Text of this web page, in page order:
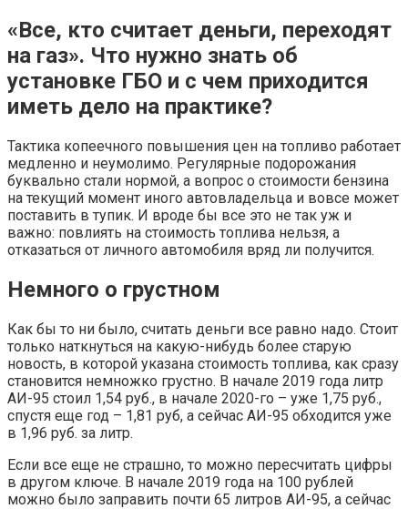
«Все, кто считает деньги, переходят
на газ». Что нужно знать об
установке ГБО и с чем приходится
иметь дело на практике?
Тактика копеечного повышения цен на топливо работает
медленно и неумолимо. Регулярные подорожания
буквально стали нормой, а вопрос о стоимости бензина
на текущий момент иного автовладельца и вовсе может
поставить в тупик. И вроде бы все это не так уж и
важно: повлиять на стоимость топлива нельзя, а
отказаться от личного автомобиля вряд ли получится.
Немного о грустном
Как бы то ни было, считать деньги все равно надо. Стоит
только наткнуться на какую-нибудь более старую
новость, в которой указана стоимость топлива, как сразу
становится немножко грустно. В начале 2019 года литр
АИ-95 стоил 1,54 руб., в начале 2020-го – уже 1,75 руб.,
спустя еще год – 1,81 руб, а сейчас АИ-95 обходится уже
в 1,96 руб. за литр.
Если все еще не страшно, то можно пересчитать цифры
в другом ключе. В начале 2019 года на 100 рублей
можно было заправить почти 65 литров АИ-95, а сейчас